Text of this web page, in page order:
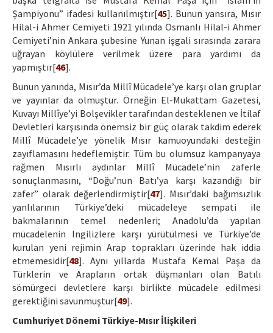
Şampiyonu” ifadesi kullanılmıştır[45]. Bunun yansıra, Mısır
Hilal-i Ahmer Cemiyeti 1921 yılında Osmanlı Hilal-i Ahmer
Cemiyeti’nin Ankara şubesine Yunan işgali sırasında zarara
uğrayan köylülere verilmek üzere para yardımı da
yapmıştır[46].
Bunun yanında, Mısır’da Millî Mücadele’ye karşı olan gruplar
ve yayınlar da olmuştur. Örneğin El-Mukattam Gazetesi,
Kuvayı Millîye’yi Bolşevikler tarafından desteklenen ve İtilaf
Devletleri karşısında önemsiz bir güç olarak takdim ederek
Millî Mücadele’ye yönelik Mısır kamuoyundaki desteğin
zayıflamasını hedeflemiştir. Tüm bu olumsuz kampanyaya
rağmen Mısırlı aydınlar Millî Mücadele’nin zaferle
sonuçlanmasını, “Doğu’nun Batı’ya karşı kazandığı bir
zafer” olarak değerlendirmiştir[47]. Mısır’daki bağımsızlık
yanlılarının Türkiye’deki mücadeleye sempati ile
bakmalarının temel nedenleri; Anadolu’da yapılan
mücadelenin Ingilizlere karşı yürütülmesi ve Türkiye’de
kurulan yeni rejimin Arap toprakları üzerinde hak iddia
etmemesidir[48]. Aynı yıllarda Mustafa Kemal Paşa da
Türklerin ve Arapların ortak düşmanları olan Batılı
sömürgeci devletlere karşı birlikte mücadele edilmesi
gerektiğini savunmuştur[49].
Cumhuriyet Dönemi Türkiye-Mısır İlişkileri